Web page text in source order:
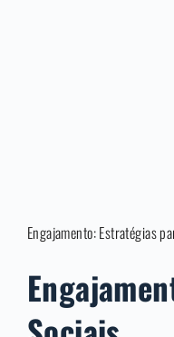
Engajamento: Estratégias